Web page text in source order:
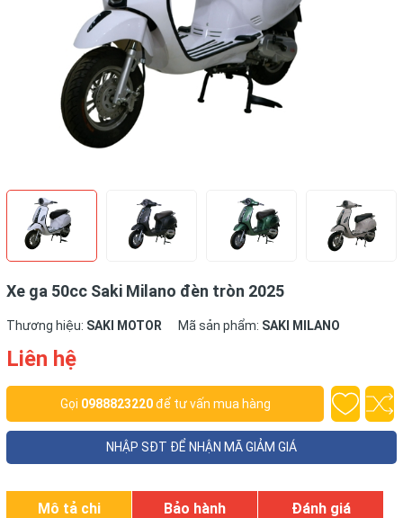
Xe ga 50cc Saki Milano đèn tròn 2025
Thương hiệu: SAKI MOTOR Mã sản phẩm: SAKI MILANO
Liên hệ
Gọi 0988823220để tư vấn mua hàng
NHẬP SĐT ĐỂ NHẬN MÃ GIẢM GIÁ
Mô tả chi Bảo hành Đánh giá